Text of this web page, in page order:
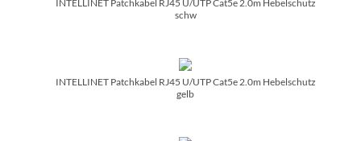
INTELLINET Patchkabel RJ45 U/­UTP Cat5e 2.0m Hebelschutz
schw
INTELLINET Patchkabel RJ45 U/­UTP Cat5e 2.0m Hebelschutz
gelb